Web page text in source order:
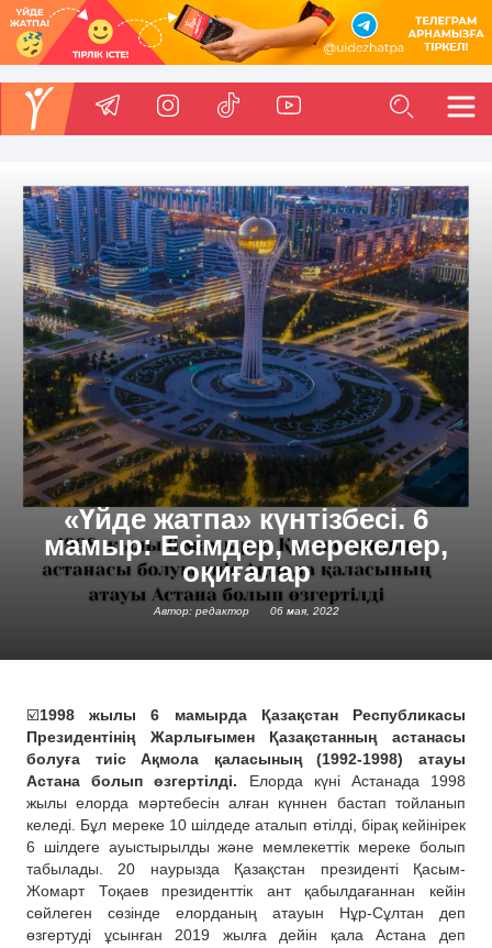
«Үйде жатпа» күнтізбесі. 6
мамыр: Есімдер, мерекелер,
оқиғалар
Автор: редактор 06 мая, 2022
☑️1998 жылы 6 мамырда Қазақстан Республикасы
Президентінің Жарлығымен Қазақстанның астанасы
болуға тиіс Ақмола қаласының (1992-1998) атауы
Астана болып өзгертілді. Елорда күні Астанада 1998
жылы елорда мәртебесін алған күннен бастап тойланып
келеді. Бұл мереке 10 шілдеде аталып өтілді, бірақ кейінірек
6 шілдеге ауыстырылды және мемлекеттік мереке болып
табылады. 20 наурызда Қазақстан президенті Қасым-
Жомарт Тоқаев президенттік ант қабылдағаннан кейін
сөйлеген сөзінде елорданың атауын Нұр-Сұлтан деп
өзгертуді ұсынған 2019 жылға дейін қала Астана деп